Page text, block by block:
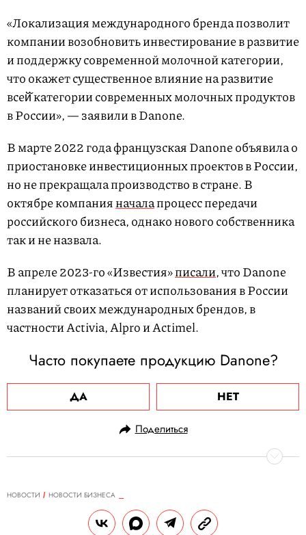
«Локализация международного бренда позволит
компании возобновить инвестирование в развитие
и поддержку современной молочной категории,
что окажет существенное влияние на развитие
всей̆ категории современных молочных продуктов
в России», — заявили в Danone.
В марте 2022 года французская Danone объявила о
приостановке инвестиционных проектов в России,
но не прекращала производство в стране. В
октябре компанияначалапроцесс передачи
российского бизнеса, однако нового собственника
так и не назвала.
В апреле 2023-го «Известия»писали, что Danone
планирует отказаться от использования в России
названий своих международных брендов, в
частности Activia, Alpro и Actimel.
Часто покупаете продукцию Danone?
ДА НЕТ
Поделиться
НОВОСТИ
НОВОСТИ БИЗНЕСА
Twitter пригрозил Цукербергу